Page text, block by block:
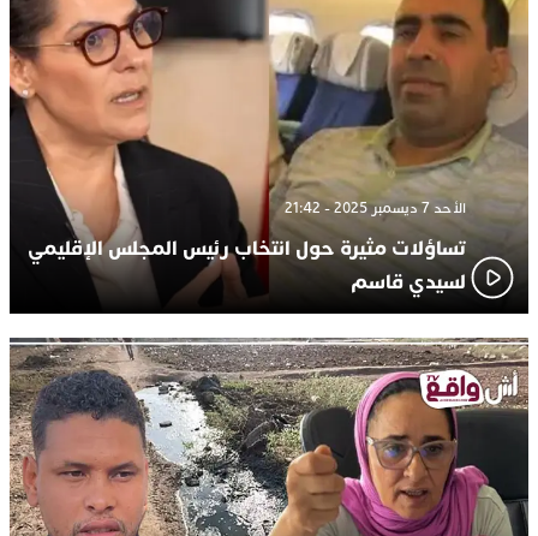
الأحد 7 ديسمبر 2025 - 21:42
تساؤلات مثيرة حول انتخاب رئيس المجلس الإقليمي
لسيدي قاسم